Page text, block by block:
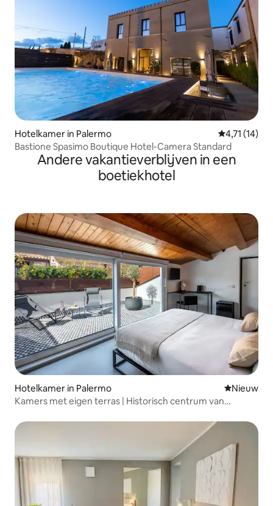
Hotelkamer in Palermo Gemiddelde
4,71 (14)
Bastione Spasimo Boutique Hotel-Camera Standard
Andere vakantieverblijven in een
boetiekhotel
Hotelkamer in Palermo Nieuwe
Nieuw
Kamers met eigen terras | Historisch centrum van